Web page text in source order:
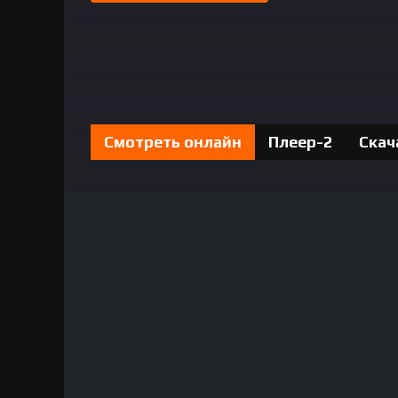
Смотреть онлайн Плеер-2